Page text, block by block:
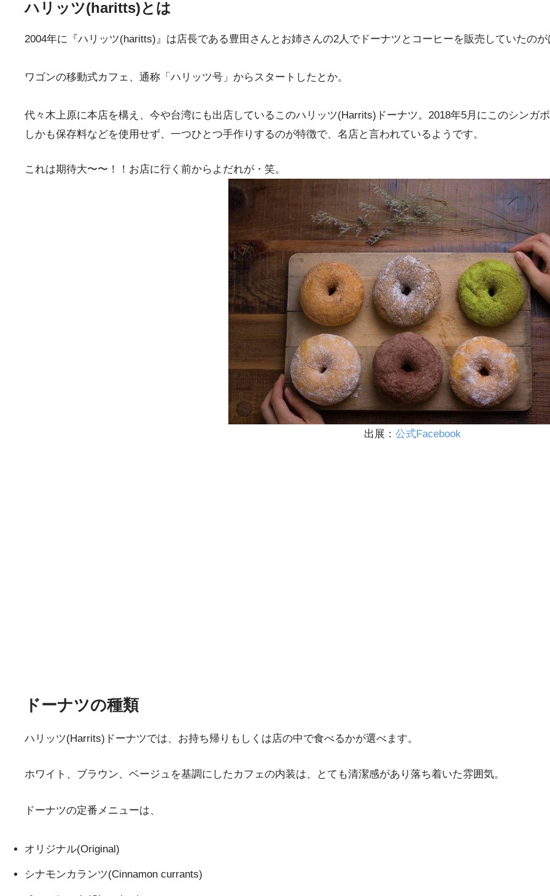
ハリッツ(haritts)とは
2004年に『ハリッツ(haritts)』は店長である豊田さんとお姉さんの2人でドーナツとコーヒーを販売していたのが
ワゴンの移動式カフェ、通称「ハリッツ号」からスタートしたとか。
代々木上原に本店を構え、今や台湾にも出店しているこのハリッツ(Harrits)ドーナツ。2018年5月にこのシンガ
しかも保存料などを使用せず、一つひとつ手作りするのが特徴で、名店と言われているようです。
これは期待大〜〜！！お店に行く前からよだれが・笑。
出展： 公式Facebook
ドーナツの種類
ハリッツ(Harrits)ドーナツでは、お持ち帰りもしくは店の中で食べるかが選べます。
ホワイト、ブラウン、ベージュを基調にしたカフェの内装は、とても清潔感があり落ち着いた雰囲気。
ドーナツの定番メニューは、
オリジナル(Original)
シナモンカランツ(Cinnamon currants)